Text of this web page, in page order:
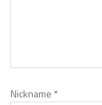
Nickname *